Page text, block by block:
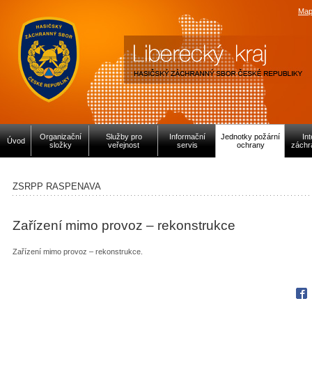
Úvod
Organizační
složky
Služby pro
veřejnost
Informační
servis
Jednotky požární
ochrany
ZSRPP RASPENAVA
Zařízení mimo provoz – rekonstrukce
Zařízení mimo provoz – rekonstrukce.